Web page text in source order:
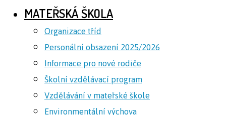
MATEŘSKÁ ŠKOLA
Organizace tříd
Personální obsazení 2025/2026
Informace pro nové rodiče
Školní vzdělávací program
Vzdělávání v mateřské škole
Environmentální výchova